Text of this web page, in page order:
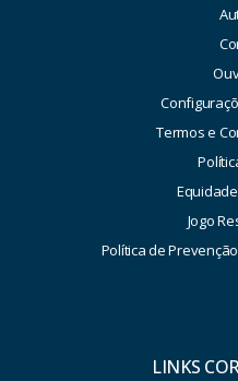
Termos e
Jogo
Política de
LINKS